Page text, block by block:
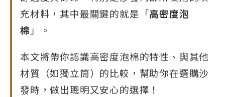
充材料，其中最關鍵的就是「高密度泡
棉」。
本文將帶你認識高密度泡棉的特性、與其他
材質（如獨立筒）的比較，幫助你在選購沙
發時，做出聰明又安心的選擇！